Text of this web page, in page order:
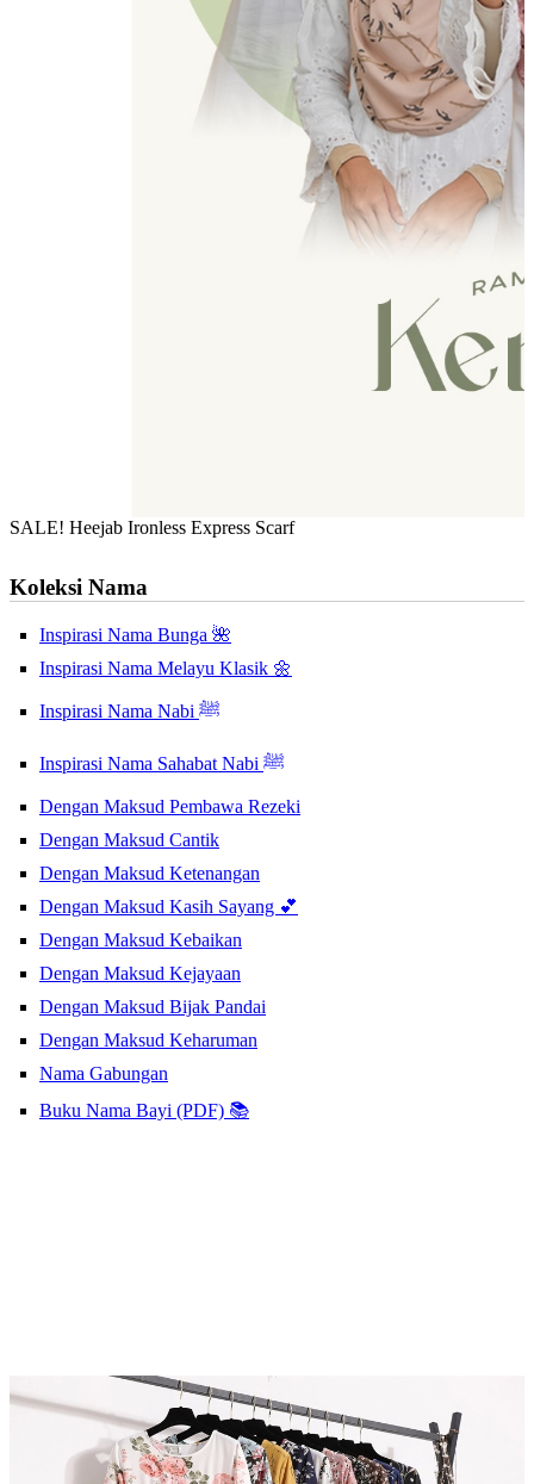
SALE! Heejab Ironless Express Scarf
Koleksi Nama
Inspirasi Nama Bunga 🌺
Inspirasi Nama Melayu Klasik 🌼
Inspirasi Nama Nabi ﷺ
Inspirasi Nama Sahabat Nabi ﷺ
Dengan Maksud Pembawa Rezeki
Dengan Maksud Cantik
Dengan Maksud Ketenangan
Dengan Maksud Kasih Sayang 💕
Dengan Maksud Kebaikan
Dengan Maksud Kejayaan
Dengan Maksud Bijak Pandai
Dengan Maksud Keharuman
Nama Gabungan
Buku Nama Bayi (PDF) 📚